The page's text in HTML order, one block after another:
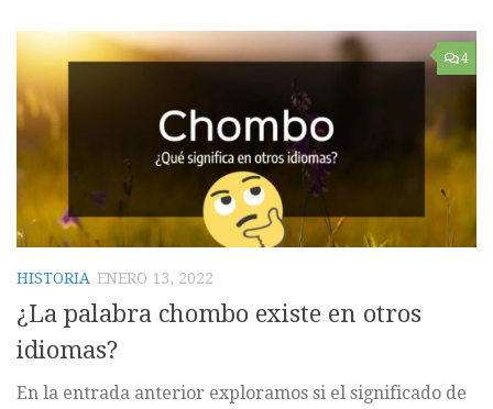
4
HISTORIA ENERO 13, 2022
¿La palabra chombo existe en otros
idiomas?
En la entrada anterior exploramos si el significado de